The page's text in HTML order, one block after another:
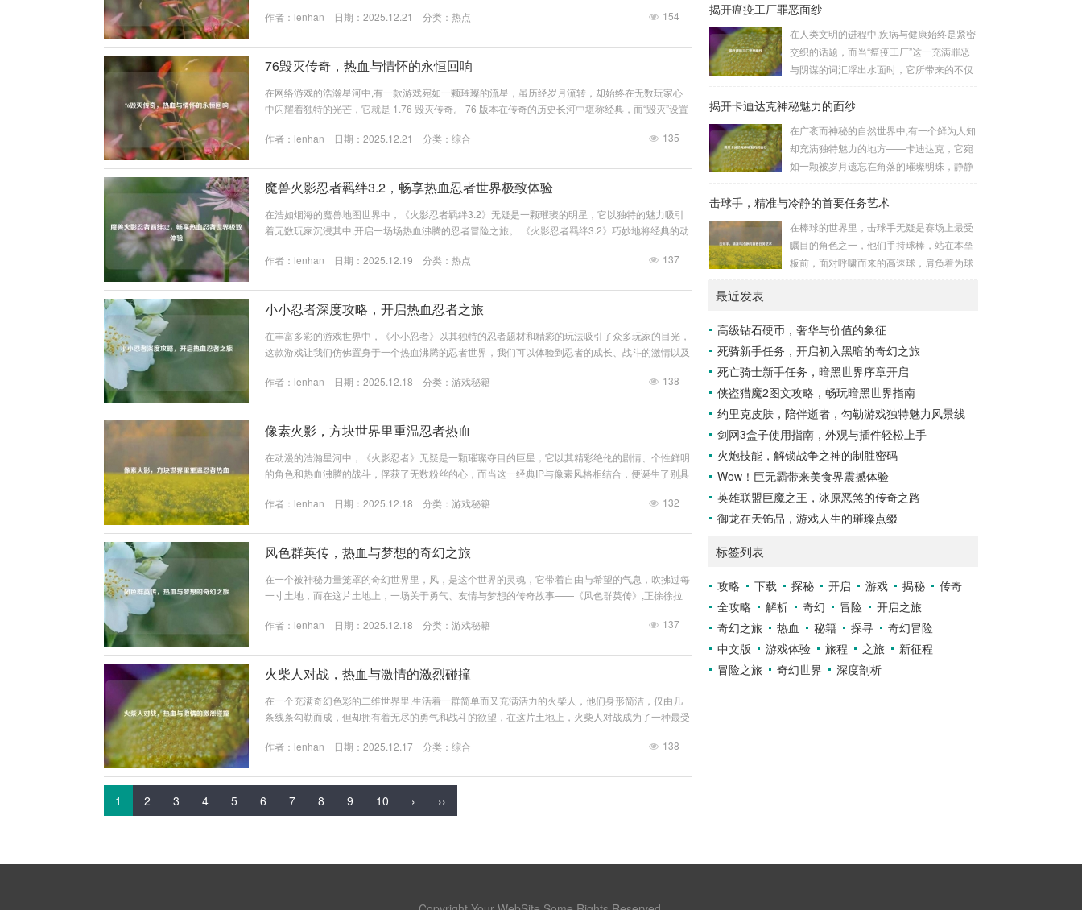
开了一场场惊心动魄的较量。《战国OL》巧妙地将这段历史进行了深度还原，让玩家能够亲身感受
的城池、奔腾的战马、飘扬的旗帜，每一个细...
作者： lenhan 日期：2025.12.21 分类： 热点 154
76毁灭传奇，热血与情怀的永恒回响
在网络游戏的浩瀚星河中,有一款游戏宛如一颗璀璨的流星，虽历经岁月流转，却始终在无数玩家心
中闪耀着独特的光芒，它就是 1.76 毁灭传奇。 76 版本在传奇的历史长河中堪称经典，而“毁灭”设置
徐徐展开，巍峨的比奇城，神秘的沃玛森林，阴森的僵尸洞，每一处场景都承载着玩家的热血与梦
域，与各种妖魔鬼怪...
作者： lenhan 日期：2025.12.21 分类： 综合 135
魔兽火影忍者羁绊3.2，畅享热血忍者世界极致体验
在浩如烟海的魔兽地图世界中，《火影忍者羁绊3.2》无疑是一颗璀璨的明星，它以独特的魅力吸引
着无数玩家沉浸其中,开启一场场热血沸腾的忍者冒险之旅。 《火影忍者羁绊3.2》巧妙地将经典的动
鸣人、佐助、小樱等众多人气角色纷纷登场，每个角色都拥有着还原度极高的技能和特点，鸣人的螺
放这一技能的飒爽英姿；佐助的千...
作者： lenhan 日期：2025.12.19 分类： 热点 137
小小忍者深度攻略，开启热血忍者之旅
在丰富多彩的游戏世界中，《小小忍者》以其独特的忍者题材和精彩的玩法吸引了众多玩家的目光，
这款游戏让我们仿佛置身于一个热血沸腾的忍者世界，我们可以体验到忍者的成长、战斗的激情以及
入门 当你初次踏入《小小忍者》的世界，首先要做的就是选择一个适合自己的角色，游戏中有多种
果你喜欢高爆发的攻击，那么火属性忍...
作者： lenhan 日期：2025.12.18 分类： 游戏秘籍 138
像素火影，方块世界里重温忍者热血
在动漫的浩瀚星河中，《火影忍者》无疑是一颗璀璨夺目的巨星，它以其精彩绝伦的剧情、个性鲜明
的角色和热血沸腾的战斗，俘获了无数粉丝的心，而当这一经典IP与像素风格相结合，便诞生了别具
式，却拥有着独特的魅力，它用一个个方块像素构建出的世界，充满了童趣与怀旧感，当《火影忍
是动漫中那繁华而宏大的忍者村落，而...
作者： lenhan 日期：2025.12.18 分类： 游戏秘籍 132
风色群英传，热血与梦想的奇幻之旅
在一个被神秘力量笼罩的奇幻世界里，风，是这个世界的灵魂，它带着自由与希望的气息，吹拂过每
一寸土地，而在这片土地上，一场关于勇气、友情与梦想的传奇故事——《风色群英传》,正徐徐拉
其来的黑暗势力打破，邪恶的魔物从地下涌出，烧杀抢掠，所到之处一片狼藉，村庄里的人们陷入了
同的地方，有着不同的背景和技能，但他们...
作者： lenhan 日期：2025.12.18 分类： 游戏秘籍 137
火柴人对战，热血与激情的激烈碰撞
在一个充满奇幻色彩的二维世界里,生活着一群简单而又充满活力的火柴人，他们身形简洁，仅由几
条线条勾勒而成，但却拥有着无尽的勇气和战斗的欲望，在这片土地上，火柴人对战成为了一种最受
子来临，四面八方的火柴人便会汇聚于此，竞技场的看台上座无虚席，观众们的欢呼声和呐喊声震耳
验丰富的老将疾风，和初出茅庐却天...
作者： lenhan 日期：2025.12.17 分类： 综合 138
1 2 3 4 5 6 7 8 9 10 › ››
的诸葛亮、忠义双全的关羽等，率领自己的
军队在战场上冲锋陷阵、排兵布阵，游戏中
的每一场战斗都充满了变...
至关重要的二次觉醒，绽放出了更为耀眼的
起，便肩负着守护的重任，他们身躯魁梧，
手持巨盾，宛如一道不可逾越的城墙，为队
友们遮风挡雨，抵御着来自各方的邪恶势
意志，在一次次战斗中积累着经验，不断成
长，无论是在阴森恐怖的地下墓穴，还是在
战火纷飞的前线战场，守...
揭开瘟疫工厂罪恶面纱
在人类文明的进程中,疾病与健康始终是紧密
交织的话题，而当“瘟疫工厂”这一充满罪恶
与阴谋的词汇浮出水面时，它所带来的不仅
知和国际秩序的严重挑战。 “瘟疫工厂”并非
的势力为了实现其不可告人的目的，秘密设
立的进行生物武器研发和试验的地方，这些
所谓的“工厂”，披着科学研究的外衣，实则
看,生物武器的使用曾经给人类带来过惨痛的
教训，在战争时期，某些国家就曾利用细
菌、病毒...
揭开卡迪达克神秘魅力的面纱
在广袤而神秘的自然世界中,有一个鲜为人知
却充满独特魅力的地方——卡迪达克，它宛
如一颗被岁月遗忘在角落的璀璨明珠，静静
索者去揭开它那神秘的面纱。 卡迪达克位于
貌，高耸入云的山脉连绵起伏，像是大自然
用巨手堆砌而成的巍峨屏障，山峰上终年积
雪不化，在阳光的照耀下闪耀着刺眼的银
树木种类繁多，高大的乔木遮天蔽日，阳光
只能透过枝叶的缝隙...
击球手，精准与冷静的首要任务艺术
在棒球的世界里，击球手无疑是赛场上最受
瞩目的角色之一，他们手持球棒，站在本垒
板前，面对呼啸而来的高速球，肩负着为球
心技能，棒球比赛中，投手投出的球速度、
轨迹各不相同，有快速直球、变化莫测的曲
线球，还有刁钻的滑球，击球手需要在极短
的时间内，准确判断球的速度、方向和落
击球手具备出色的视力和反应能力,更需要大
量的训练来培养对球...
最近发表
高级钻石硬币，奢华与价值的象征
死骑新手任务，开启初入黑暗的奇幻之旅
死亡骑士新手任务，暗黑世界序章开启
侠盗猎魔2图文攻略，畅玩暗黑世界指南
约里克皮肤，陪伴逝者，勾勒游戏独特魅力风景线
剑网3盒子使用指南，外观与插件轻松上手
火炮技能，解锁战争之神的制胜密码
Wow！巨无霸带来美食界震撼体验
英雄联盟巨魔之王，冰原恶煞的传奇之路
御龙在天饰品，游戏人生的璀璨点缀
标签列表
攻略 下载 探秘 开启 游戏 揭秘
传奇
全攻略
解析 奇幻 冒险
开启之旅
奇幻之旅
热血 秘籍 探寻
奇幻冒险
中文版
游戏体验 旅程 之旅
新征程
冒险之旅
奇幻世界 深度剖析